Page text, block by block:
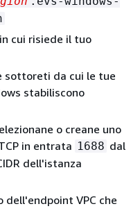
in cui risiede il tuo
sottoreti da cui le tue
stabiliscono
o creane uno
in entrata 1688 dal
dell'istanza
dell'endpoint VPC che